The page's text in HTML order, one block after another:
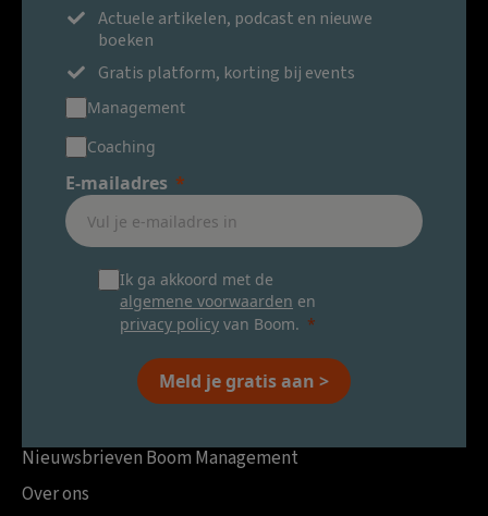
Actuele artikelen, podcast en nieuwe
boeken
Gratis platform, korting bij events
Management
Coaching
E-mailadres
Ik ga akkoord met de
algemene voorwaarden en
privacy policy van Boom.
Meld je gratis aan >
Nieuwsbrieven Boom Management
Over ons